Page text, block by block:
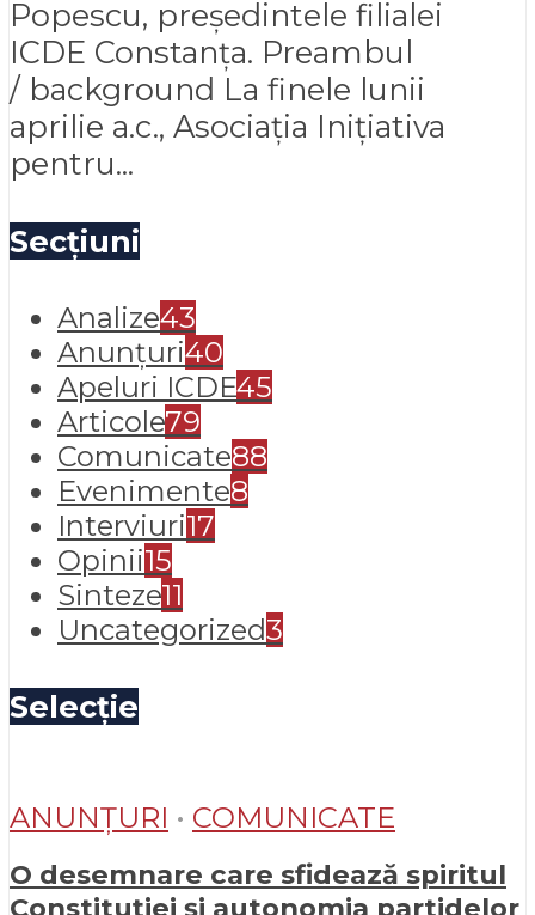
Popescu, președintele filialei
ICDE Constanța. Preambul
/ background La finele lunii
aprilie a.c., Asociația Inițiativa
pentru...
Secțiuni
Analize43
Anunțuri40
Apeluri ICDE45
Articole79
Comunicate88
Evenimente8
Interviuri17
Opinii15
Sinteze11
Uncategorized3
Selecție
ANUNȚURI • COMUNICATE
O desemnare care sfidează spiritul
Constituției și autonomia partidelor